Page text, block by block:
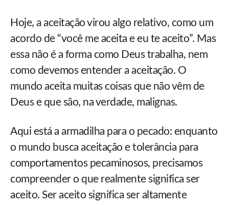
Hoje, a aceitação virou algo relativo, como um
acordo de “você me aceita e eu te aceito”. Mas
essa não é a forma como Deus trabalha, nem
como devemos entender a aceitação. O
mundo aceita muitas coisas que não vêm de
Deus e que são, na verdade, malignas.
Aqui está a armadilha para o pecado: enquanto
o mundo busca aceitação e tolerância para
comportamentos pecaminosos, precisamos
compreender o que realmente significa ser
aceito. Ser aceito significa ser altamente